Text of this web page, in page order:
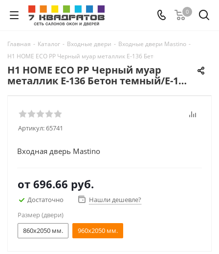
0
Главная - Каталог - Входные двери - Входные двери Mastino -
H1 HOME ECO PP Черный муар металлик Е-136 Бетон темный/Е-136
H1 HOME ECO PP Черный муар
металлик Е-136 Бетон темный/Е-136
Артикул:65741
Входная дверь Mastino
от 696.66 руб.
Достаточно
Нашли дешевле?
Размер (двери)
860x2050 мм.
960x2050 мм.